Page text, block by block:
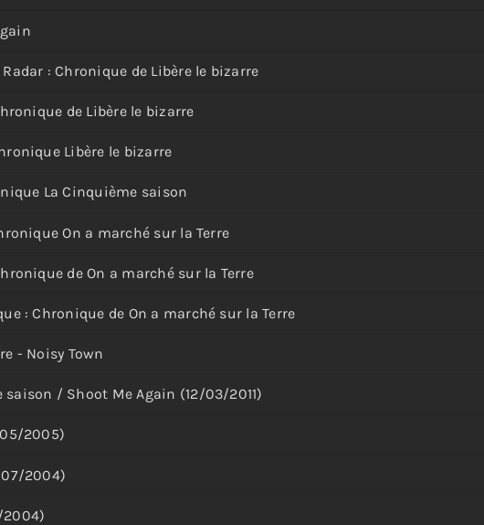
: Chronique de Libère le bizarre
de Libère le bizarre
Libère le bizarre
La Cinquième saison
On a marché sur la Terre
de On a marché sur la Terre
: Chronique de On a marché sur la Terre
- Noisy Town
/ Shoot Me Again (12/03/2011)
2005)
2004)
2004)